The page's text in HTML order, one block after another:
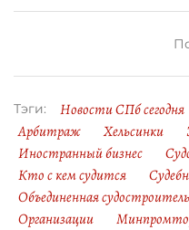
Тэги: Новости СПб сегодня
Арбитраж
Хельсинки
Иностранный бизнес
Кто с кем судится
Объединенная
Организации